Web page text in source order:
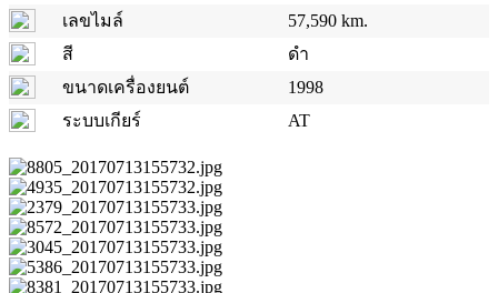
เลขไมล์
57,590 km.
สี
ดำ
ขนาดเครื่องยนต์
1998
ระบบเกียร์
AT